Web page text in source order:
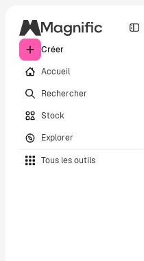
Créer
Accueil
Rechercher
Stock
Explorer
Tous les outils